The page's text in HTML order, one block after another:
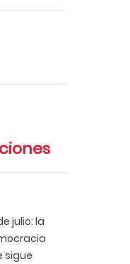
julio: la
sigue